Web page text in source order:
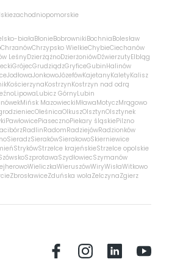
zachodniopomorskie
białaBłonieBobrownikiBochniaBolesław
ChrzanówChrzypsko WielkieChybieCiechanów
LeśnyDzierżążnoDzierżoniówDźwierzutyElbląg
GrójecGrudziądzGryficeGubinHalinów
JodłowaJonkowoJózefówKajetanyKaletyKalisz
KościerzynaKostrzynKostrzyn nad odrą
LipowaLubicz GórnyLubin
Mińsk MazowieckiMławaMotyczMrągowo
OleśnicaOlkuszOlsztynOlsztynek
PawłowicePiasecznoPiekary śląskiePilzno
RadlinRadomRadziejówRadzionków
SieradzSierakówSierakowoSkierniewice
StrykówStrzelce krajeńskieStrzelce opolskie
SzprotawaSzydłowiecSzymanów
WieliczkaWieruszówWiryWisłaWitkowo
ZbrosławiceZduńska wolaZelczynaZgierz